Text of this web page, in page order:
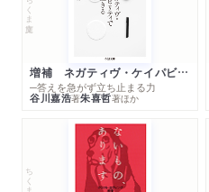
増補 ネガティヴ・ケイパビリティで生きる
─答えを急がず立ち止まる力
谷川嘉浩著朱喜哲著ほか
ちくま文庫